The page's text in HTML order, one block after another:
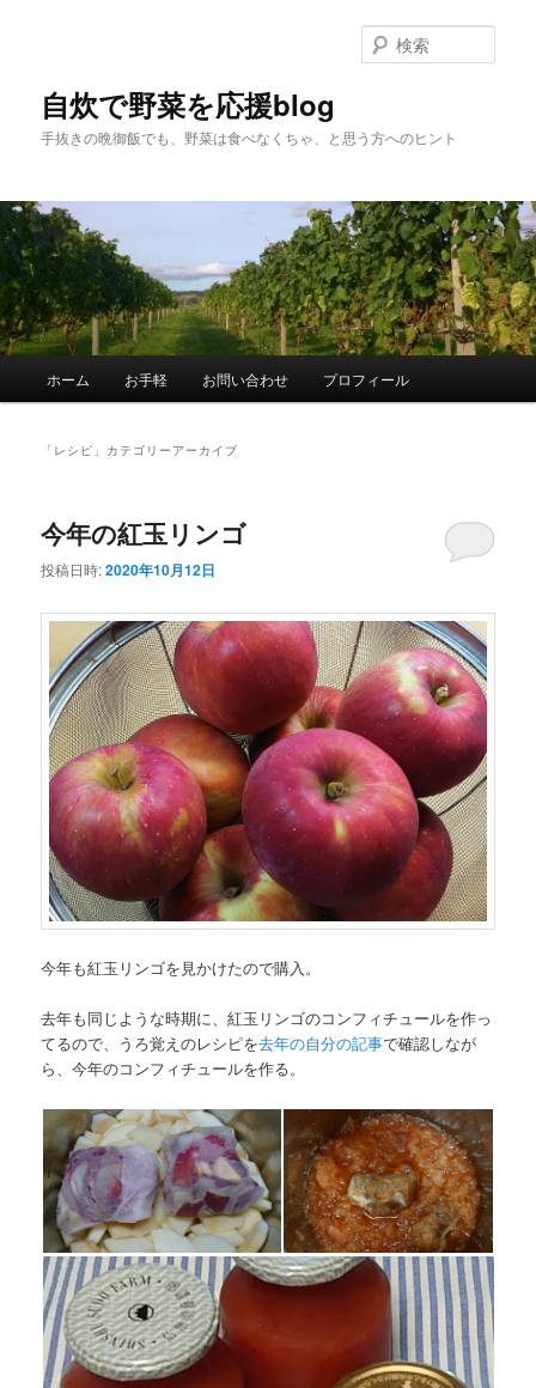
へ
移
移
動
自炊で野菜を応援blog
手抜きの晩御飯でも、野菜は食べなくちゃ、と思う方へのヒント
索
ホーム お手軽 お問い合わせ プロフィール
「 レシピ 」カテゴリーアーカイブ
今年の紅玉リンゴ
投稿日時:2020年10月12日
今年も紅玉リンゴを見かけたので購入。
去年も同じような時期に、紅玉リンゴのコンフィチュールを作っ
てるので、うろ覚えのレシピを去年の自分の記事で確認しなが
ら、今年のコンフィチュールを作る。